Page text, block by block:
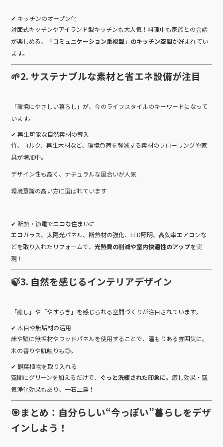
✔ キッチンのオープン化
対面式キッチンやアイランド型キッチンも大人気！料理中も家族との会話
が楽しめる、
「コミュニケーション重視型」のキッチン空間が好まれてい
ます。
🌱2. サステナブルな素材と省エネ設備が注目
「環境にやさしい暮らし」が、今のライフスタイルのキーワードになって
います。
✔ 再生可能な自然素材の導入
竹、コルク、再生木材など、環境負荷を軽減する素材のフローリングや家
具が増加中。
デザイン性も高く、ナチュラルな風合いが人気
環境意識の高い方に選ばれています
✔ 断熱・節電でエコな住まいに
エコガラス、太陽光パネル、断熱材の強化、LED照明、高効率エアコンな
どを取り入れたリフォームで、光熱費の削減や室内快適性のアップを実
現！
🍃3. 自然を感じるインテリアデザイン
「癒し」や「やすらぎ」を感じられる空間づくりが注目されています。
✔ 木目や無垢材の活用
床や壁に無垢材やウッドパネルを使用することで、温もりある雰囲気に。
木の香りや肌触りも◎。
✔ 観葉植物を取り入れる
空間にグリーンを加えるだけで、 ぐっと洗練された印象に。癒し効果・空
気浄化効果もあり、一石二鳥！
🎯まとめ：自分らしい“今っぽい”暮らしをデザ
インしよう！